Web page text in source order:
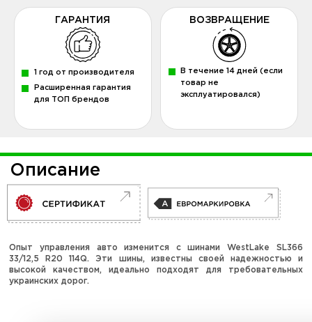
ГАРАНТИЯ
1 год от производителя
Расширенная гарантия
для ТОП брендов
ВОЗВРАЩЕНИЕ
В течение 14 дней (если
товар не
эксплуатировался)
Описание
Опыт управления авто изменится с шинами WestLake SL366
33/12,5 R20 114Q. Эти шины, известны своей надежностью и
высокой качеством, идеально подходят для требовательных
украинских дорог.